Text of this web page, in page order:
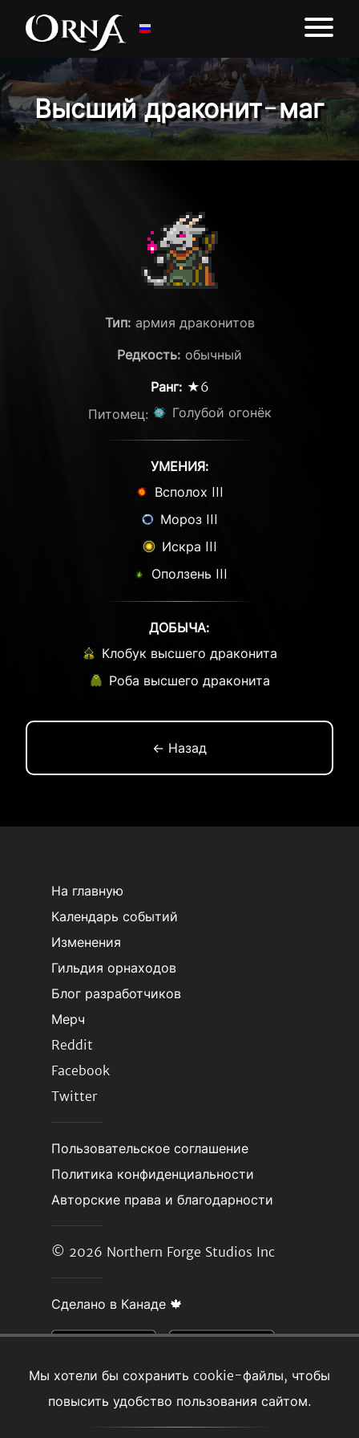
Высший драконит-маг
Мы хотели бы сохранить cookie-файлы, чтобы
повысить удобство пользования сайтом.
Тип: армия драконитов
Редкость: обычный
Ранг: ★6
Питомец:
Голубой огонёк
УМЕНИЯ:
Всполох III
Мороз III
Искра III
Оползень III
ДОБЫЧА:
Клобук высшего драконита
Роба высшего драконита
← Назад
На главную
Календарь событий
Изменения
Гильдия орнаходов
Блог разработчиков
Мерч
Reddit
Facebook
Twitter
Пользовательское соглашение
Политика конфиденциальности
Авторские права и благодарности
© 2026 Northern Forge Studios Inc
Сделано в Канаде 🍁